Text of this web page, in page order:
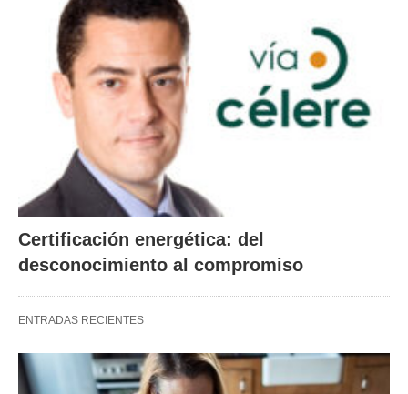
Certificación energética: del
desconocimiento al compromiso
ENTRADAS RECIENTES